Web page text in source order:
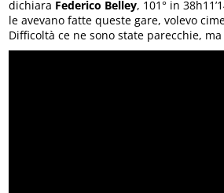
dichiara Federico Belley, 101° in
le avevano fatte queste gare, volevo
Difficoltà ce ne sono state parecchie, ma